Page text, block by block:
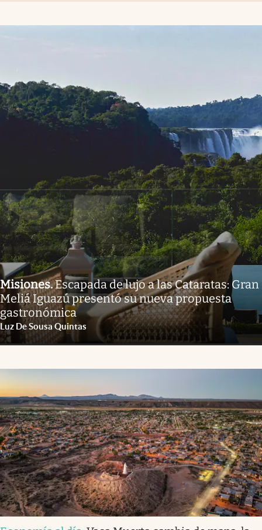
Misiones.Escapada de lujo a las Cataratas: Gran
Meliá Iguazú presentó su nueva propuesta
gastronómica
Luz De Sousa Quintas